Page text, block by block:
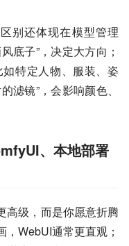
别还体现在模型管理
底子”，决定大方向；
如特定人物、服装、姿
滤镜”，会影响颜色、
、本地部署
高级，而是你愿意折腾
WebUI通常更直观；